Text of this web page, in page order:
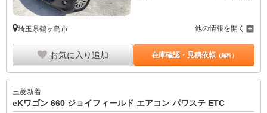
埼玉県鶴ヶ島市 他の情報を開く
お気に入り追加 在庫確認・見積依頼（無料）
三菱新着
eKワゴン 660 ジョイフィールド エアコン パワステ ETC